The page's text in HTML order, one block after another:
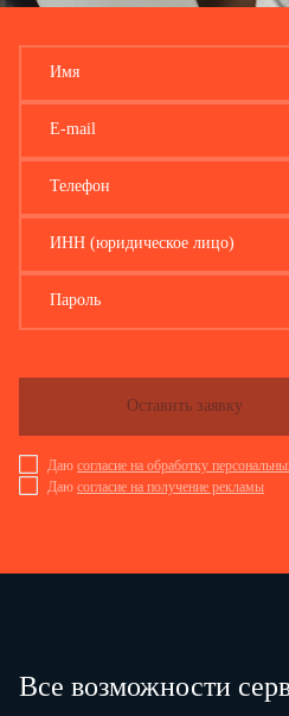
Имя
E-mail
Телефон
ИНН (юридическое лицо)
Пароль
Даю согласие на обработку
Даю согласие на получение рекламы
Оставить заявку
Все возможности